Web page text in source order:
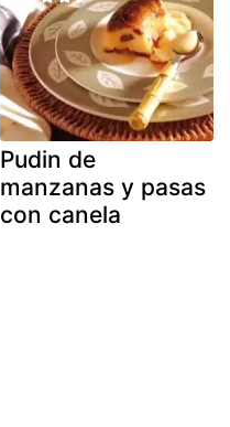
Pudin de
manzanas y pasas
con canela